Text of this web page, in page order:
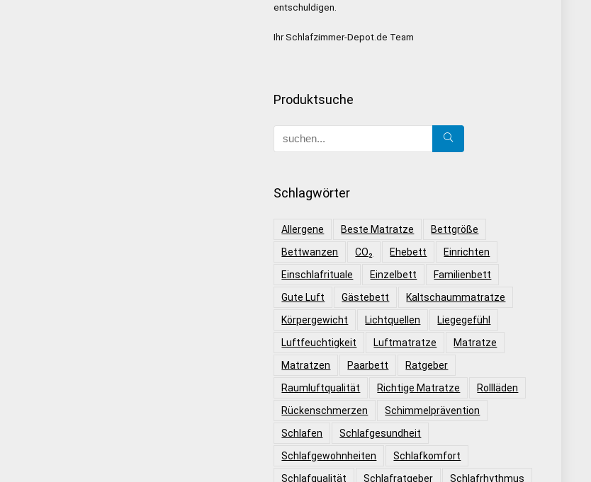
entschuldigen.
Ihr Schlafzimmer-Depot.de Team
Produktsuche
Schlagwörter
Allergene Beste Matratze
Bettgröße
Bettwanzen
CO₂ Ehebett
Einrichten
Einschlafrituale
Einzelbett
Familienbett
Gute Luft
Gästebett
Kaltschaummatratze
Körpergewicht
Lichtquellen
Liegegefühl
Luftfeuchtigkeit
Luftmatratze
Matratze
Matratzen
Paarbett
Ratgeber
Raumluftqualität
Richtige Matratze
Rollläden
Rückenschmerzen
Schimmelprävention
Schlafen
Schlafgesundheit
Schlafgewohnheiten
Schlafkomfort
Schlafqualität
Schlafratgeber Schlafrhythmus